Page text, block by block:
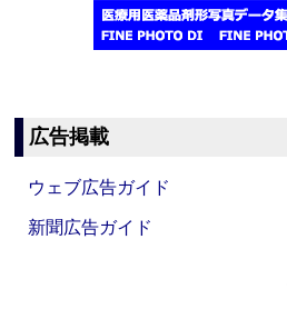
広告掲載
ウェブ広告ガイド
新聞広告ガイド